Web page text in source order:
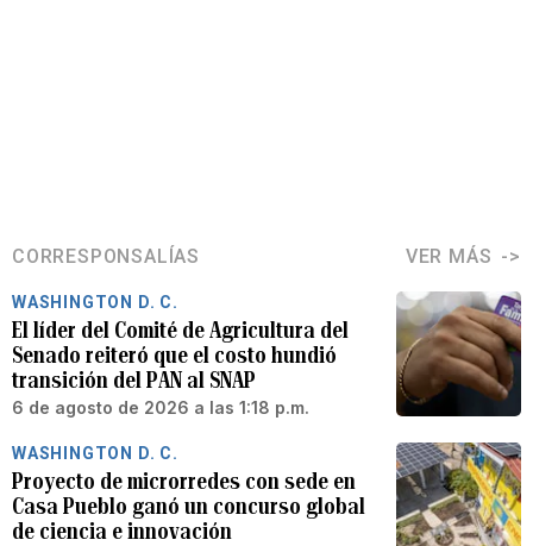
CORRESPONSALÍAS VER MÁS
WASHINGTON D. C.
El líder del Comité de Agricultura del
Senado reiteró que el costo hundió
transición del PAN al SNAP
6 de agosto de 2026 a las 1:18 p.m.
WASHINGTON D. C.
Proyecto de microrredes con sede en
Casa Pueblo ganó un concurso global
de ciencia e innovación